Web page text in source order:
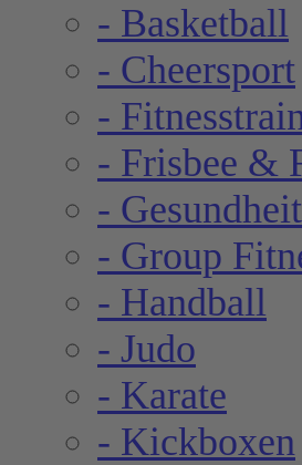
- Basketball
- Cheersport
-
- Frisbee &
-
- Group
- Handball
- Judo
- Karate
- Kickboxen